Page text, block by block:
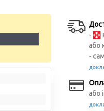
-
або
-
або